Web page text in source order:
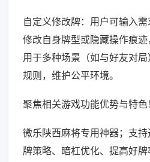
自定义修改牌：用户可输入需
修改自身牌型或隐藏操作痕迹
用于多种场景（如与好友对
规则，维护公平环境。
聚焦相关游戏功能优势与特色
微乐陕西麻将专用神器；支
牌策略、暗杠优化、提高好牌